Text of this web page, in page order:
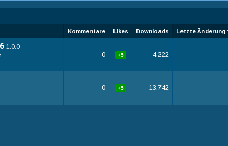
Kommentare Likes Downloads Letzte Änderung
1.0.0
0 +5 4.222
0 +5 13.742